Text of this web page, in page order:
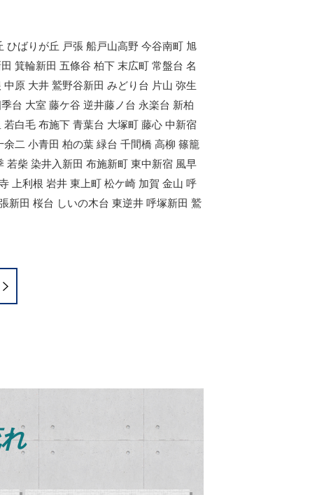
ひばりが丘 戸張 船戸山高野 今谷南町 旭
箕輪新田 五條谷 柏下 末広町 常盤台 名
原 大井 鷲野谷新田 みどり台 片山 弥生
台 大室 藤ケ谷 逆井藤ノ台 永楽台 新柏
白毛 布施下 青葉台 大塚町 藤心 中新宿
二 小青田 柏の葉 緑台 千間橋 高柳 篠籠
若柴 染井入新田 布施新町 東中新宿 風早
上利根 岩井 東上町 松ケ崎 加賀 金山 呼
新田 桜台 しいの木台 東逆井 呼塚新田 鷲